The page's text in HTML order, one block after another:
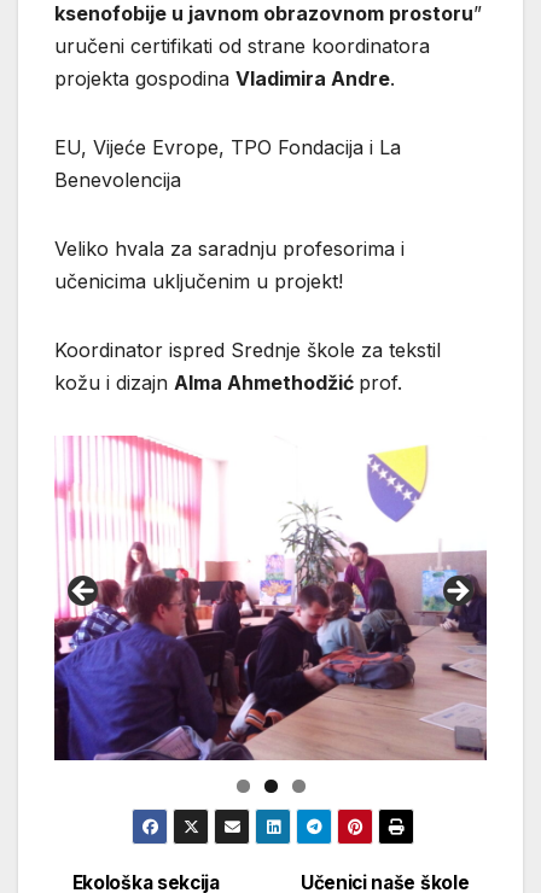
ksenofobije u javnom obrazovnom prostoru”
uručeni certifikati od strane koordinatora
projekta gospodina Vladimira Andre.
EU, Vijeće Evrope, TPO Fondacija i La
Benevolencija
Veliko hvala za saradnju profesorima i
učenicima uključenim u projekt!
Koordinator ispred Srednje škole za tekstil
kožu i dizajn Alma Ahmethodžić prof.
Učenici naše škole
Ekološka sekcija